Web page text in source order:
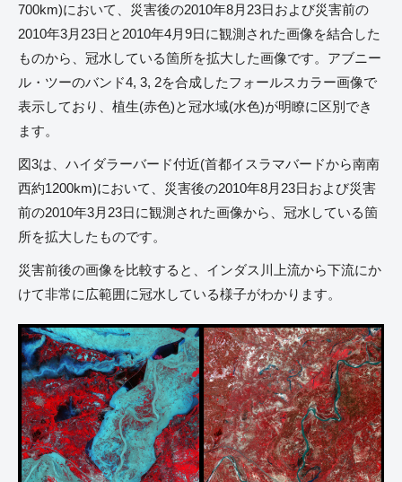
700km)において、災害後の2010年8月23日および災害前の
2010年3月23日と2010年4月9日に観測された画像を結合した
ものから、冠水している箇所を拡大した画像です。アブニー
ル・ツーのバンド4, 3, 2を合成したフォールスカラー画像で
表示しており、植生(赤色)と冠水域(水色)が明瞭に区別でき
ます。
図3は、ハイダラーバード付近(首都イスラマバードから南南
西約1200km)において、災害後の2010年8月23日および災害
前の2010年3月23日に観測された画像から、冠水している箇
所を拡大したものです。
災害前後の画像を比較すると、インダス川上流から下流にか
けて非常に広範囲に冠水している様子がわかります。